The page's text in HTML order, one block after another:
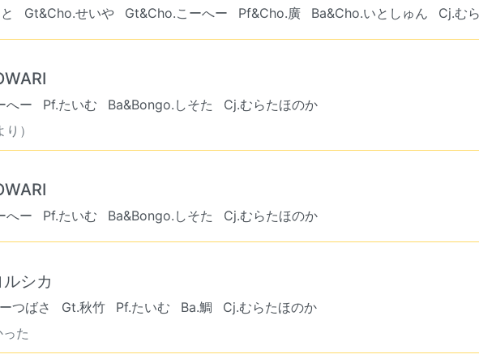
Gt&Cho.せいや Gt&Cho.こーへー Pf&Cho.廣 Ba&Cho.いとしゅん Cj.む
へー Pf.たいむ Ba&Bongo.しそた
Cj.むらたほのか
）
へー Pf.たいむ Ba&Bongo.しそた Cj.むらたほのか
シカ
つばさ Gt.秋竹 Pf.たいむ Ba.鯛
Cj.むらたほのか
た